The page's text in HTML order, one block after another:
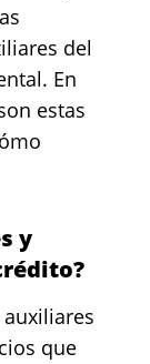
del
En
estas
y
que